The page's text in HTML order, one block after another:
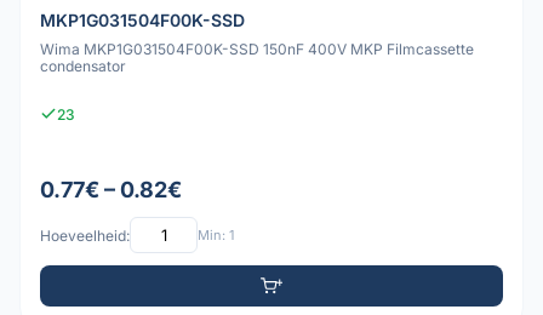
MKP1G031504F00K-SSD
Wima MKP1G031504F00K-SSD 150nF 400V MKP Filmcassette
condensator
23
0.77€ – 0.82€
Hoeveelheid: Min: 1